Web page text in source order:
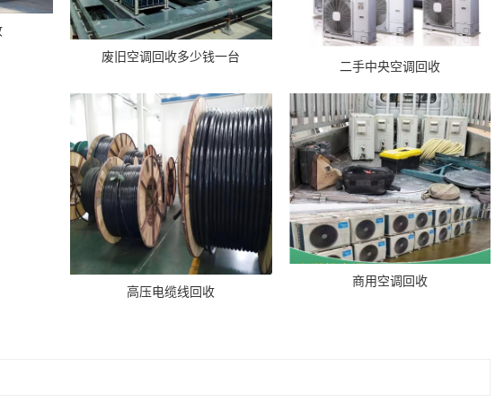
废旧空调回收多少钱一台
二手中央空调回收
高压电缆线回收
商用空调回收